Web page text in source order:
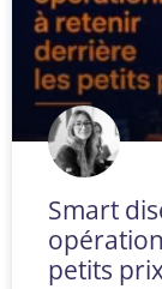
Smart
petits